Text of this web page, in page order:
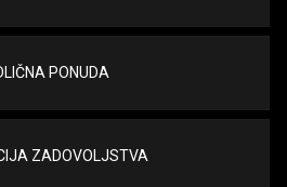
PONUDA
ZADOVOLJSTVA